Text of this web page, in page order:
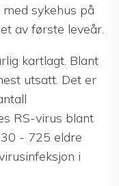
sykehus på
av første leveår.
kartlagt. Blant
utsatt. Det er
RS-virus blant
- 725 eldre
i